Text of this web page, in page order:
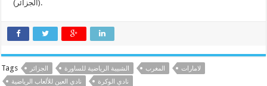
(الجزائر).
Tags الجزائر الشبيبة الرياضية للساورة المغرب
لامارات
نادي العين للألعاب الرياضية
نادي الوكرة